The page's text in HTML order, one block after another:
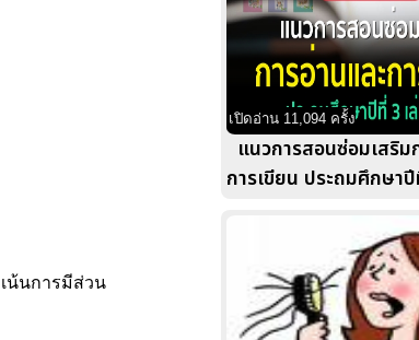
เน้นการมีส่วน
เปิดอ่าน 11,094 ครั้ง
แนวการสอนซ่อมเสริม
การเขียน ประถมศึกษา